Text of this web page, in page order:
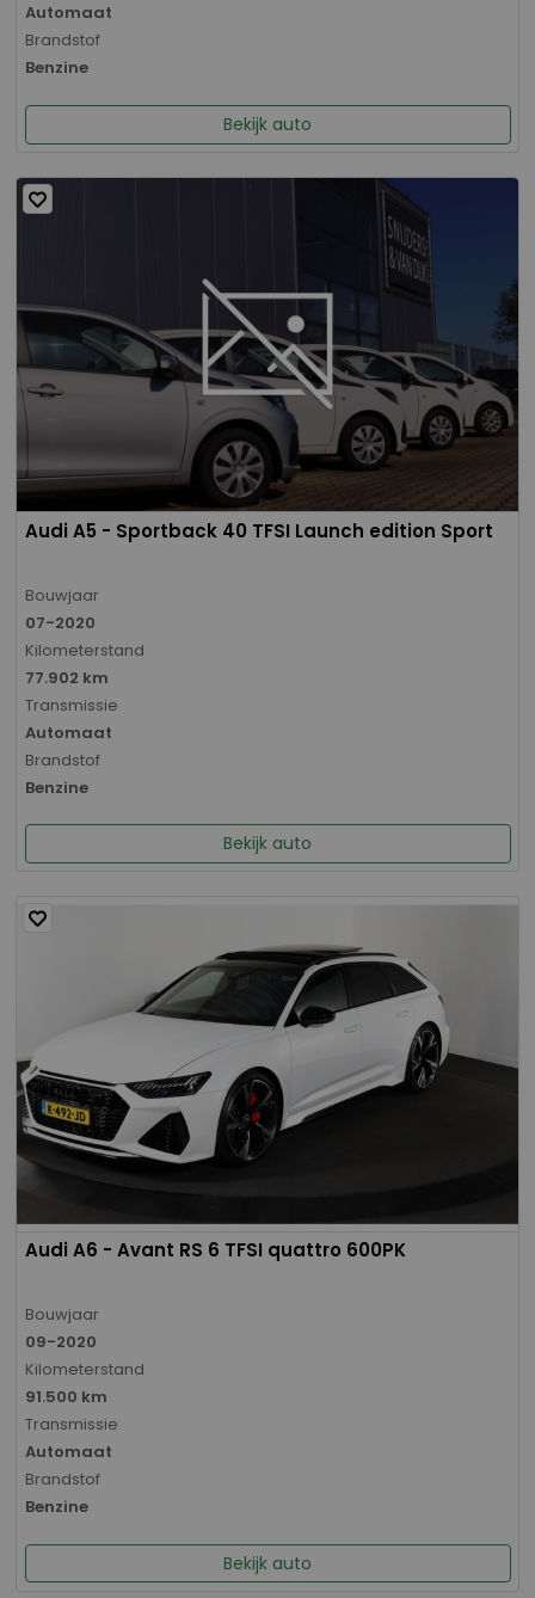
Automaat
Brandstof
Benzine
Bekijk auto
Audi A5 - Sportback 40 TFSI Launch edition Sport
Bouwjaar
07-2020
Kilometerstand
77.902 km
Transmissie
Automaat
Brandstof
Benzine
Bekijk auto
Audi A6 - Avant RS 6 TFSI quattro 600PK
Bouwjaar
09-2020
Kilometerstand
91.500 km
Transmissie
Automaat
Brandstof
Benzine
Bekijk auto